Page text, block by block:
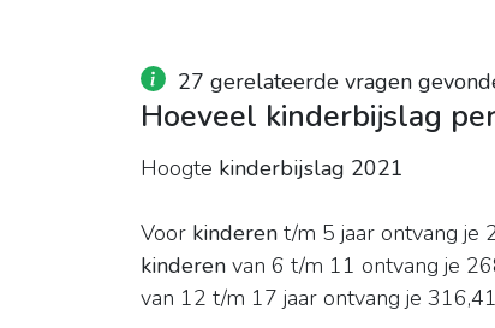
27 gerelateerde vragen
Hoeveel kinderbijslag
Hoogte kinderbijslag 2021
Voor kinderen t/m 5 jaar ontvang je
kinderen van 6 t/m 11 ontvang je
van 12 t/m 17 jaar ontvang je